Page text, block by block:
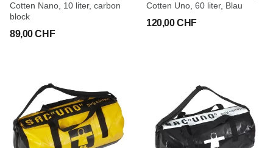
Cotten Nano, 10 liter, carbon
block
89,00 CHF
Cotten Uno, 60 liter, Blau
120,00 CHF